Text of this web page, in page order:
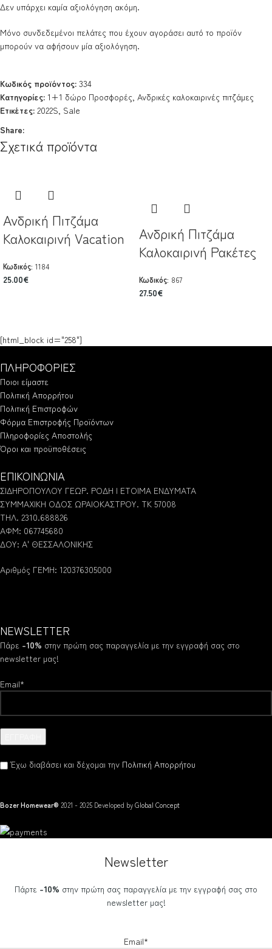
Δεν υπάρχει καμία αξιολόγηση ακόμη.
Μόνο συνδεδεμένοι πελάτες που έχουν αγοράσει αυτό το προϊόν
μπορούν να αφήσουν μία αξιολόγηση.
Κωδικός προϊόντος: 334
Κατηγορίες: 1+1 δώρο Προσφορές, Ανδρικές καλοκαιρινές πιτζάμες
Ετικέτες: 2022S, Sale
Share:
Σχετικά προϊόντα
Ανδρική Πιτζάμα
Καλοκαιρινή Vacation
Κωδικός: 1184
25.00€
Ανδρική Πιτζάμα
Καλοκαιρινή Ρακέτες
Κωδικός: 867
27.50€
[html_block id="258"]
ΠΛΗΡΟΦΟΡΙΕΣ
Ποιοι είμαστε
Πολιτική Απορρήτου
Πολιτική Επιστροφών
Φόρμα Επιστροφής Προϊόντων
Πληροφορίες Αποστολής
Όροι και προϋποθέσεις
ΕΠΙΚΟΙΝΩΝΙΑ
ΣΙΔΗΡΟΠΟΥΛΟΥ ΓΕΩΡ. ΡΟΔΗ | ΕΤΟΙΜΑ ΕΝΔΥΜΑΤΑ
ΣΥΜΜΑΧΙΚΗ ΟΔΟΣ ΩΡΑΙΟΚΑΣΤΡΟΥ. ΤΚ 57008
ΤΗΛ. 2310.688826
ΑΦΜ: 067745680
ΔΟΥ: Α' ΘΕΣΣΑΛΟΝΙΚΗΣ
Αριθμός ΓΕΜΗ: 120376305000
NEWSLETTER
Πάρε -10% στην πρώτη σας παραγγελία με την εγγραφή σας στο
newsletter μας!
Email*
Έχω διαβάσει και δέχομαι την Πολιτική Απορρήτου
Bozer Homewear® 2021 - 2025 Developed byGlobal Concept
Newsletter
Πάρτε -10% στην πρώτη σας παραγγελία με την εγγραφή σας στο
newsletter μας!
Email*